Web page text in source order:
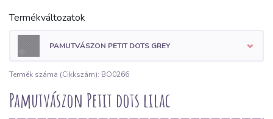
Termékváltozatok
PAMUTVÁSZON PETIT DOTS GREY
Termék száma (Cikkszám): BO0266
Pamutvászon Petit dots lilac